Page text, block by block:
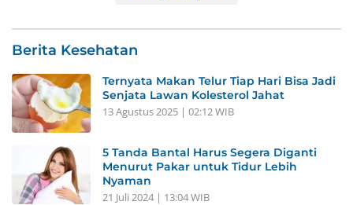
Berita Kesehatan
Ternyata Makan Telur Tiap Hari Bisa Jadi
Senjata Lawan Kolesterol Jahat
13 Agustus 2025 | 02:12 WIB
5 Tanda Bantal Harus Segera Diganti
Menurut Pakar untuk Tidur Lebih
Nyaman
21 Juli 2024 | 13:04 WIB